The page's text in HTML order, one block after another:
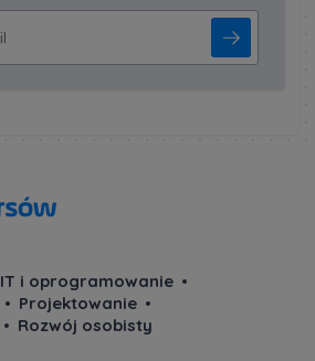
IT i oprogramowanie
Projektowanie
Rozwój osobisty